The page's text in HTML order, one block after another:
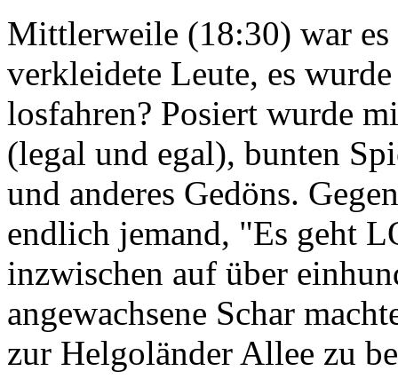
Mittlerweile (18:30) war es
verkleidete Leute, es
losfahren? Posiert wurde
(legal und egal), bunten
und anderes Gedöns.
endlich jemand, "Es geht
inzwischen auf über
angewachsene Schar
zur Helgoländer Allee zu